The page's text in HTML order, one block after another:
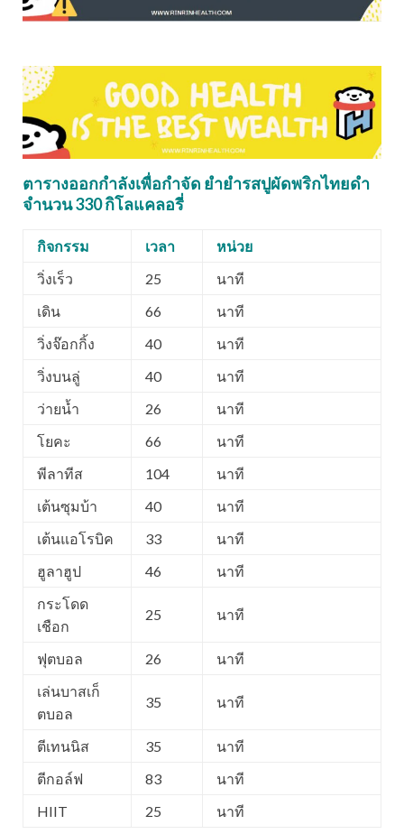
ตารางออกกำลังเพื่อกำจัด ยำยำรสปูผัดพริกไทยดำ
จำนวน 330 กิโลแคลอรี่
กิจกรรม เวลา
หน่วย
วิ่งเร็ว
25
นาที
เดิน
66
นาที
วิ่งจ๊อกกิ้ง
40
นาที
วิ่งบนลู่
40
นาที
ว่ายน้ำ
26
นาที
โยคะ
66
นาที
พีลาทีส
104
นาที
เต้นซุมบ้า
40
นาที
เต้นแอโรบิค
33
นาที
ฮูลาฮูป
46
นาที
กระโดด
เชือก
25 นาที
ฟุตบอล 26
นาที
เล่นบาสเก็
ตบอล
35 นาที
ตีเทนนิส 35
นาที
ตีกอล์ฟ
83
นาที
HIIT
25 นาที